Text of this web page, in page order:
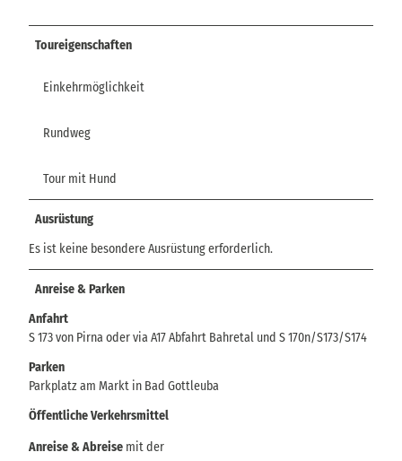
Toureigenschaften
Einkehrmöglichkeit
Rundweg
Tour mit Hund
Ausrüstung
Es ist keine besondere Ausrüstung erforderlich.
Anreise & Parken
Anfahrt
S 173 von Pirna oder via A17 Abfahrt Bahretal und S 170n/S173/S174
Parken
Parkplatz am Markt in Bad Gottleuba
Öffentliche Verkehrsmittel
Anreise & Abreise mit der